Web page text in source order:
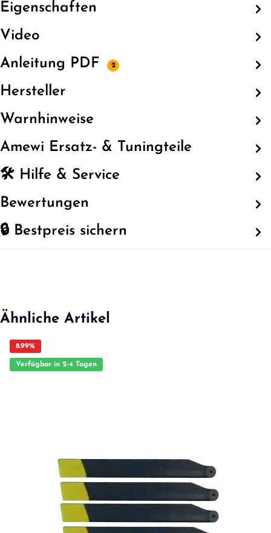
Eigenschaften
Video
Anleitung PDF
2
Hersteller
Warnhinweise
Amewi Ersatz- & Tuningteile
🛠️ Hilfe & Service
Bewertungen
🔒 Bestpreis sichern
Ähnliche Artikel
8.99%
Verfügbar in 2-4 Tagen